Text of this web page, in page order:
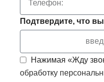
Подтвердите, что
Нажимая «Жду
обработку